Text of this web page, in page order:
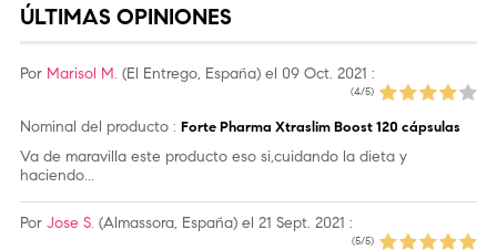
ÚLTIMAS OPINIONES
Por Marisol M. (El Entrego, España) el 09 Oct. 2021 :
(4/5)
Nominal del producto : Forte Pharma Xtraslim Boost 120 cápsulas
Va de maravilla este producto eso si,cuidando la dieta y
haciendo...
Por Jose S. (Almassora, España) el 21 Sept. 2021 :
(5/5)